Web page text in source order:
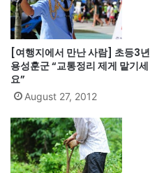
[여행지에서 만난 사람] 초등3년
용성훈군 “교통정리 제게 맡기세
요”
August 27, 2012